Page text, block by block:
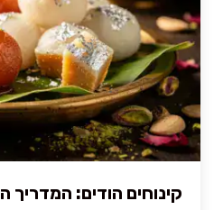
קינוחים הודים: